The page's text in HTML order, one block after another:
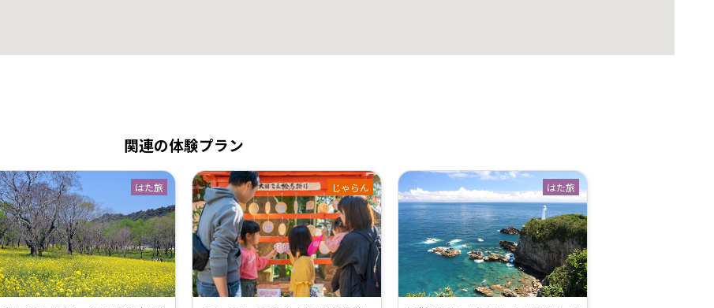
関連の体験プラン
はた旅 じゃらん はた旅